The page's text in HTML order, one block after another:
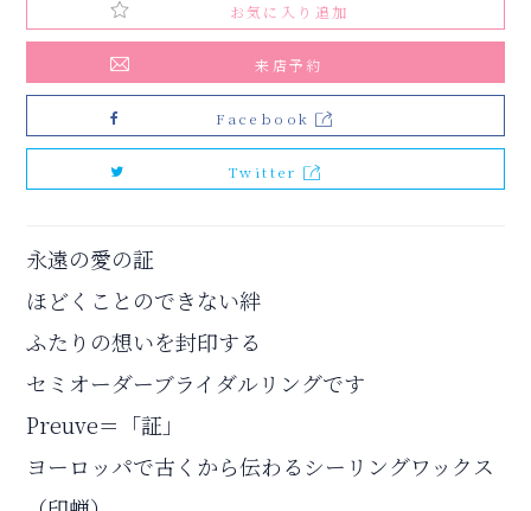
お気に入り追加
来店予約
Facebook
Twitter
永遠の愛の証
ほどくことのできない絆
ふたりの想いを封印する
セミオーダーブライダルリングです
Preuve＝「証」
ヨーロッパで古くから伝わるシーリングワックス